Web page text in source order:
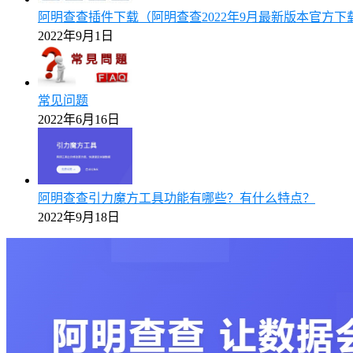
阿明查查插件下载（阿明查查2022年9月最新版本官方下
2022年9月1日
常见问题
2022年6月16日
阿明查查引力魔方工具功能有哪些？有什么特点？
2022年9月18日